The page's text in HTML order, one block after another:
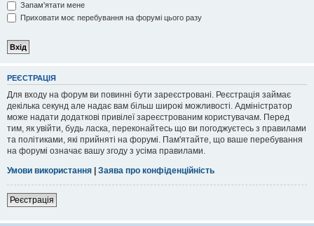
Запам'ятати мене
Приховати моє перебування на форумі цього разу
РЕЄСТРАЦІЯ
Для входу на форум ви повинні бути зареєстровані. Реєстрація займає
декілька секунд але надає вам більш широкі можливості. Адміністратор
може надати додаткові привілеї зареєстрованим користувачам. Перед
тим, як увійти, будь ласка, переконайтесь що ви погоджуєтесь з правилами
та політиками, які прийняті на форумі. Пам'ятайте, що ваше перебування
на форумі означає вашу згоду з усіма правилами.
Умови використання | Заява про конфіденційність
Реєстрація